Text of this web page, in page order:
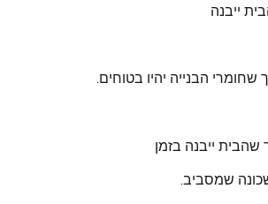
ייבנה
שחומרי הבנייה יהיו בטוחים.
שהבית ייבנה בזמן
שמסביב.